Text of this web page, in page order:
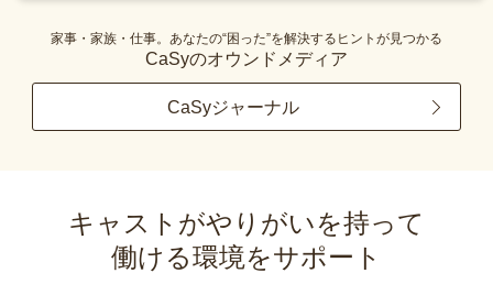
家事・家族・仕事。あなたの“困った”を解決するヒントが見つかる
CaSyのオウンドメディア
CaSyジャーナル
キャストがやりがいを持って
働ける環境をサポート